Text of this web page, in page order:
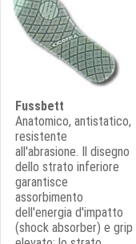
Fussbett
Anatomico, antistatico,
resistente
all'abrasione. Il disegno
dello strato inferiore
garantisce
assorbimento
dell'energia d'impatto
(shock absorber) e grip